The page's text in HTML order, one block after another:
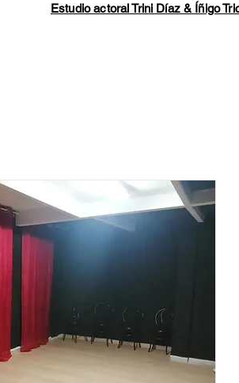
Estudio actoral Trini Díaz & Íñigo